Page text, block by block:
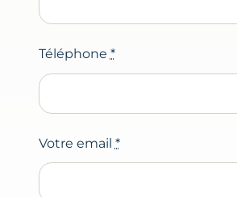
Téléphone *
Votre email *